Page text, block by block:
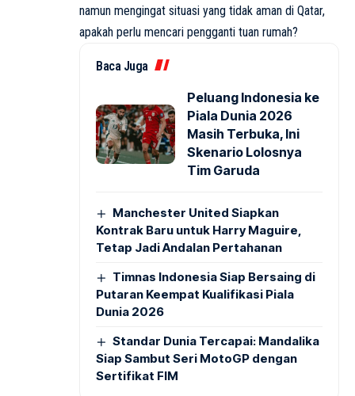
namun mengingat situasi yang tidak aman di Qatar,
apakah perlu mencari pengganti tuan rumah?
Baca Juga
Peluang Indonesia ke
Piala Dunia 2026
Masih Terbuka, Ini
Skenario Lolosnya
Tim Garuda
Manchester United Siapkan
Kontrak Baru untuk Harry Maguire,
Tetap Jadi Andalan Pertahanan
Timnas Indonesia Siap Bersaing di
Putaran Keempat Kualifikasi Piala
Dunia 2026
Standar Dunia Tercapai: Mandalika
Siap Sambut Seri MotoGP dengan
Sertifikat FIM